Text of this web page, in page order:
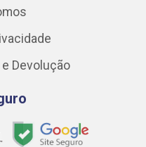
Devolução